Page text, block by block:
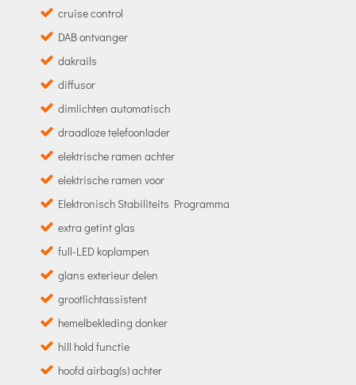
cruise control
DAB ontvanger
dakrails
diffusor
dimlichten automatisch
draadloze telefoonlader
elektrische ramen achter
elektrische ramen voor
Elektronisch Stabiliteits Programma
extra getint glas
full-LED koplampen
glans exterieur delen
grootlichtassistent
hemelbekleding donker
hill hold functie
hoofd airbag(s) achter